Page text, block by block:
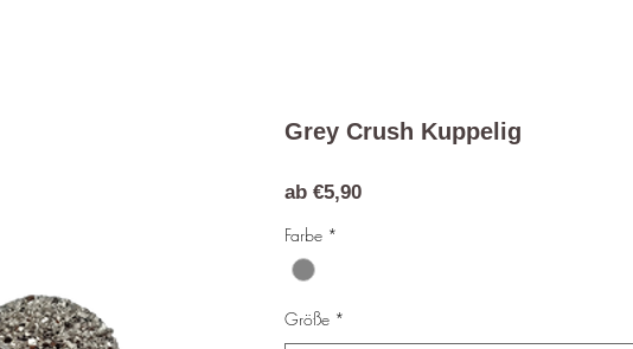
Grey Crush Kuppelig
ab €5,90Sale-
Farbe *
Größe *